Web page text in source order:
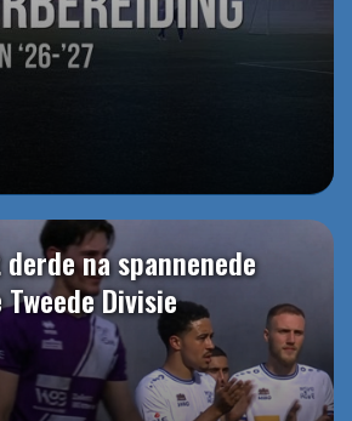
na spannenede
Divisie